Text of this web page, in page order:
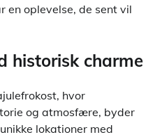
en oplevelse, de sent vil
historisk charme
hvor
og atmosfære, byder
lokationer med